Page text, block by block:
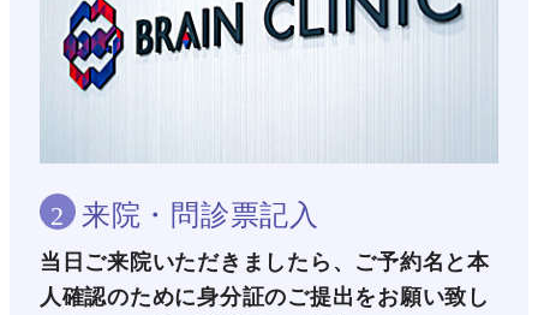
2 来院・問診票記入
当日ご来院いただきましたら、ご予約名と本
人確認のために身分証のご提出をお願い致し